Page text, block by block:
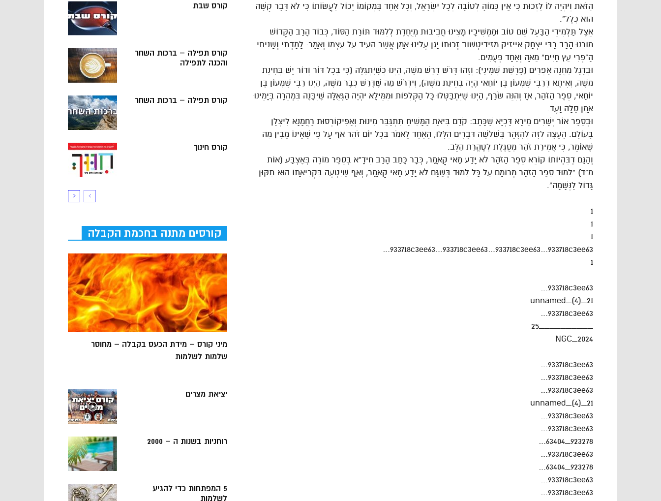
הַזֹּאת וְיִהְיֶה לוֹ לִזְכוּת כִּי אֵין כָּמוֹהָ לְטוֹבָה לְכָל יִשְׂרָאֵל, וְכָל אֶחָד בִּמְקוֹמוֹ יָכוֹל לַעֲשׂוֹתוֹ כִּי לֹא דָּבָר קָשֶׁה
הוּא כְּלָל”.
אֵצֶל תַּלְמִידֵי הַבַּעַל שֵׁם טוֹב וּמַמְשִׁיכָיו מָצִינוּ חֲבִיבוּת מְיֻחֶדֶת לְלִמּוּד תּוֹרַת הַסּוֹד, כְּבוֹד הָרַב הַקָּדוֹשׁ
מוֹרֵנוּ הָרַב רַבִּי יִצְחָק אֵייזִיק מִזִּידִיטְשׁוֹב זְכוּתוֹ יָגֵן עָלֵינוּ אָמֵן אֲשֶׁר הֵעִיד עַל עַצְמוֹ וְאָמַר: לָמַדְתִּי וְשָׁנִיתִי
הַ”פְּרִי עֵץ חַיִּים” מֵאָה וְאֶחָד פְּעָמִים.
וּבְדֶגֶל מַחֲנֵה אֶפְרַיִם (פָּרָשַׁת שְׁמִינִי): וְזֶהוּ דָּרֹשׁ דָּרַשׁ משֶׁה, הַיְנוּ כְּשֶׁיִּתְגַּלֶּה (כִּי בְּכָל דּוֹר וְדוֹר יֵשׁ בְּחִינַת
משֶׁה, וְאִיתָא דְּרַבִּי שִׁמְעוֹן בֶּן יוֹחַאי הָיָה בְּחִינַת משֶׁה), וְיִדְרֹשׁ מַה שֶּׁדָּרַשׁ כְּבָר משֶׁה, הַיְנוּ רַבִּי שִׁמְעוֹן בֶּן
יוֹחַאי, סֵפֶר הַזֹּהַר, אָז וְהִנֵּה שֹׂרַף, הַיְנוּ שֶׁיִּתְבַּטְּלוּ כָּל הַקְּלִפּוֹת וּמִמֵּילָא יִהְיֶה הַגְּאֻלָּה שֶׁיִּבָּנֶה בִּמְהֵרָה בְּיָמֵינוּ
אָמֵן סֶלָה וָעֶד.
וּבְסֵפֶר אוֹר יְשָׁרִים מֵירָא דַּכְיָא שֶׁכָּתַב: קֹדֶם בִּיאַת הַמָּשִׁיחַ תִּתְגַּבֵּר מִינוּת וְאֶפִּיקוֹרְסוּת רַחֲמָנָא לִיצְלַן
בָּעוֹלָם. הָעֵצָה לְזֶה לְהִזָּהֵר בִּשְׁלֹשָׁה דְּבָרִים הַלָּלוּ, הָאֶחָד לֵאמֹר בְּכָל יוֹם זֹהַר אַף עַל פִּי שֶׁאֵינוֹ מֵבִין מַה
שֶּׁאוֹמֵר, כִּי אֲמִירַת זֹהַר מְסֻגֶּלֶת לְטָהֳרַת הַלֵּב.
וְהַגַּם דְבִּהְיוֹתוֹ קוֹרֵא סֵפֶר הַזֹּהַר לֹא יָדַע מַאי קָאָמַר, כְּבָר כָּתַב הָרַב חִידָ”א בְּסֵפֶר מוֹרֶה בְּאֶצְבַּע (אוֹת
מ”ד) “לִמּוּד סֵפֶר הַזֹּהַר מְרוֹמָם עַל כָּל לִמּוּד בְּשֶׁגַּם לֹא יָדַע מַאי קָאָמַר, וְאַף שֶׁיִּטְעֶה בִּקְרִיאָתוֹ הוּא תִּקּוּן
גָּדוֹל לַנְּשָׁמָה”.
1
1
1
933718c3ee63…933718c3ee63…933718c3ee63…933718c3ee63…
1
933718c3ee63…
unnamed_(4)_21
933718c3ee63…
__________25
NGC_2024
933718c3ee63…
933718c3ee63…
933718c3ee63…
unnamed_(4)_21
933718c3ee63…
933718c3ee63…
923278_63404…
933718c3ee63…
923278_63404…
933718c3ee63…
933718c3ee63…
קורס שבת
קורס תפילה – ברכות השחר
והכנה לתפילה
קורס תפילה – ברכות השחר
קורס חינוך
קורסים מתנה בחכמת הקבלה
מיני קורס – מידת הכעס בקבלה – מחוסר
שלמות לשלמות
יציאת מצרים
רוחניות בשנות ה – 2000
5 המפתחות כדי להגיע
לשלמות